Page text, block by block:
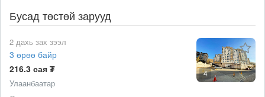
Бусад төстөй зарууд
4
2 дахь зах зээл
3 өрөө байр
216.3 сая ₮
Улаанбаатар